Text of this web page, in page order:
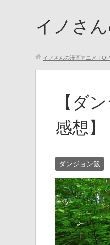
イノさ
イノさんの漫画アニメ TOP
【ダ
感想】
ダンジョン飯